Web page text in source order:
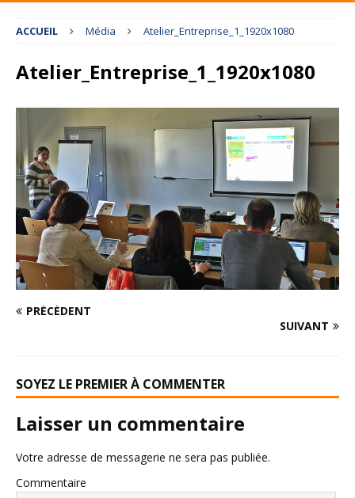
ACCUEIL Média Atelier_Entreprise_1_1920x1080
Atelier_Entreprise_1_1920x1080
PRÉCÉDENT
SUIVANT
SOYEZ LE PREMIER À COMMENTER
Laisser un commentaire
Votre adresse de messagerie ne sera pas publiée.
Commentaire